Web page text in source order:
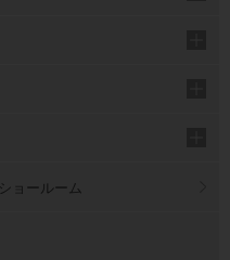
ショールーム